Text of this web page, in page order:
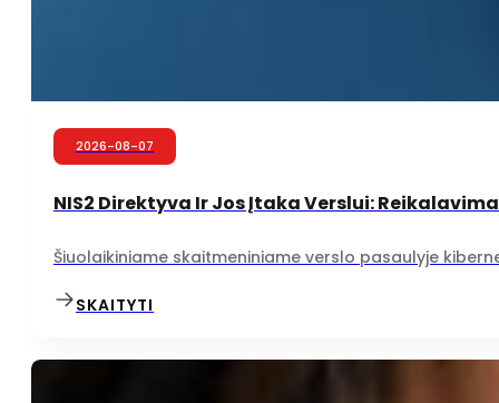
2026-08-07
NIS2 Direktyva Ir Jos Įtaka Verslui:
Šiuolaikiniame skaitmeniniame verslo pasaulyje
SKAITYTI